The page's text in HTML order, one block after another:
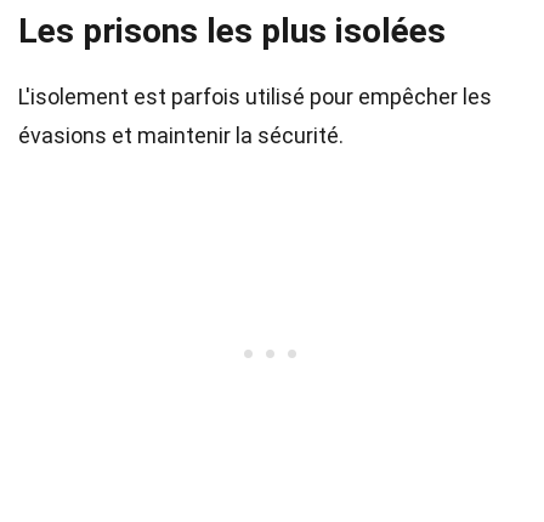
Les prisons les plus isolées
L'isolement est parfois utilisé pour empêcher les
évasions et maintenir la sécurité.